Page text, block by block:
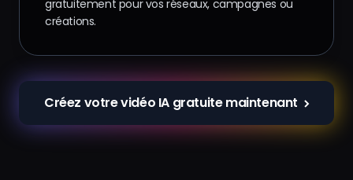
gratuitement pour vos réseaux, campagnes ou
créations.
Créez votre vidéo IA gratuite maintenant